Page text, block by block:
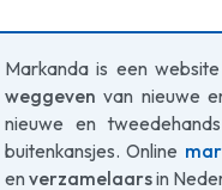
Markanda is een
weggeven van nieuwe
nieuwe en
buitenkansjes. Online
en verzamelaarsin